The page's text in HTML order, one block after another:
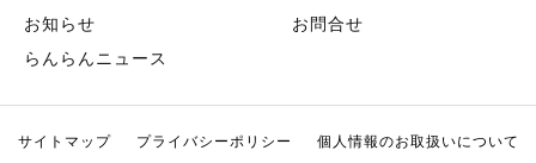
お知らせ
らんらんニュース
お問合せ
サイトマップ プライバシーポリシー 個人情報のお取扱いについて